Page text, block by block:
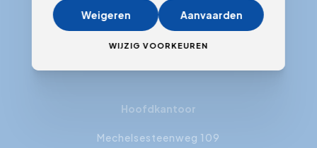
FacebookInstagramLinkedIn
Hoofdkantoor
Mechelsesteenweg 109
Weigeren Aanvaarden
WIJZIG VOORKEUREN